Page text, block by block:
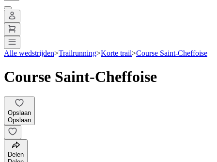
Alle wedstrijden>Trailrunning>Korte trail>Course Saint-Cheffoise
Course Saint-Cheffoise
Opslaan
Opslaan
Delen